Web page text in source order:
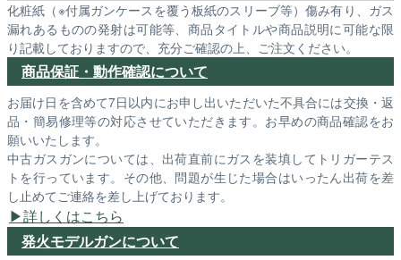
化粧紙（※付属ガンケースを覆う板紙のスリーブ等）傷み有り、ガス
漏れあるものの発射は可能等、商品タイトルや商品説明に可能な限
り記載しておりますので、充分ご確認の上、ご注文ください。
商品保証・動作確認について
お届け日を含めて7日以内にお申し出いただいた不具合には交換・返
品・簡易修理等の対応させていただきます。お早めの商品確認をお
願いいたします。
中古ガスガンについては、出荷直前にガスを装填してトリガーテス
トを行っています。その他、問題が生じた場合はいったん出荷を差
し止めてご連絡を差し上げております。
詳しくはこちら
発火モデルガンについて